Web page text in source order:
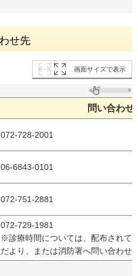
せ先
画面サイズで表示
問い合わせ
072-728-2001
06-6843-0101
072-751-2881
072-729-1981
※診療時間については、配布されて
だより、または消防署へ問い合わせ